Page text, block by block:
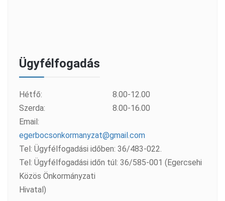
Ügyfélfogadás
Hétfő:
8.00-12.00
Szerda:
8.00-16.00
Email:
egerbocsonkormanyzat@gmail.com
Tel: Ügyfélfogadási időben: 36/483-022.
Tel: Ügyfélfogadási időn túl: 36/585-001 (Egercsehi
Közös Önkormányzati
Hivatal)